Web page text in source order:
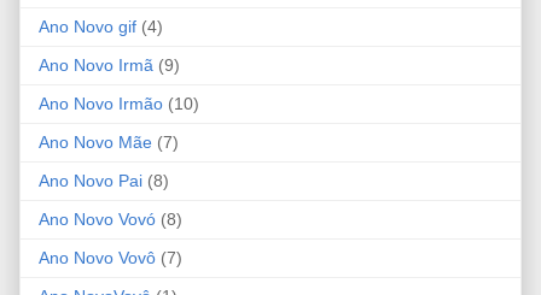
Ano Novo gif (4)
Ano Novo Irmã (9)
Ano Novo Irmão (10)
Ano Novo Mãe (7)
Ano Novo Pai (8)
Ano Novo Vovó (8)
Ano Novo Vovô (7)